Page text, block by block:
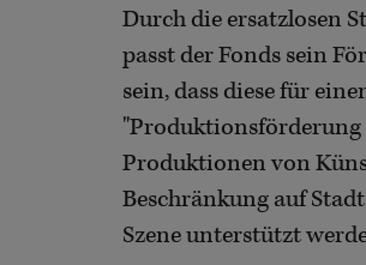
Durch die ersatzlosen
passt der Fonds sein
sein, dass diese für
"Produktionsförderung
Produktionen von
Beschränkung auf
Szene unterstützt